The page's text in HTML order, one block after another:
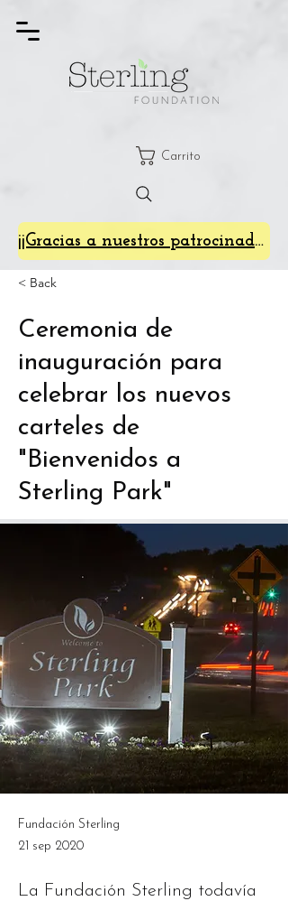
¡¡Gracias a nuestros patrocinadores de SterlingFest 2024!!
Carrito
< Back
Ceremonia de
inauguración para
celebrar los nuevos
carteles de
"Bienvenidos a
Sterling Park"
Fundación Sterling
21 sep 2020
La Fundación Sterling todavía